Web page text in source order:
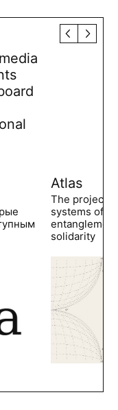
Atlas
The project
systems of
solidarity